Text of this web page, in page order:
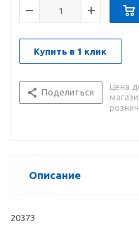
Купить в 1 клик
Поделиться
Цена
Описание
20373